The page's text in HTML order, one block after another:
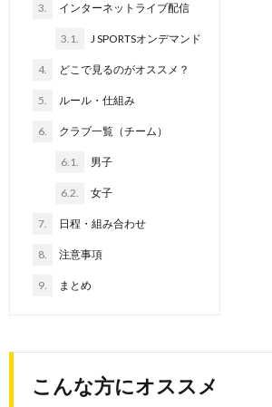
3. インターネットライブ配信
3.1. J SPORTSオンデマンド
4. どこで見るのがオススメ？
5. ルール・仕組み
6. クラブ一覧（チーム）
6.1. 男子
6.2. 女子
7. 日程・組み合わせ
8. 注意事項
9. まとめ
こんな方にオススメ